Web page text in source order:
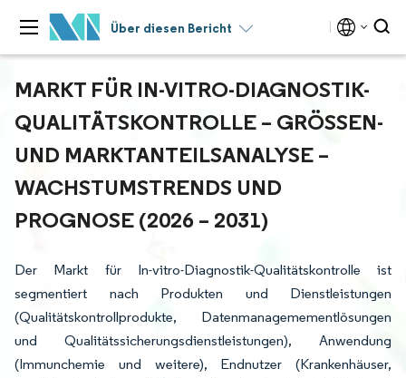
Über diesen Bericht
MARKT FÜR IN-VITRO-DIAGNOSTIK-
QUALITÄTSKONTROLLE – GRÖSSEN- U
ND MARKTANTEILSANALYSE – W
ACHSTUMSTRENDS UND P
ROGNOSE (2026 – 2031)
Der Markt für In-vitro-Diagnostik-Qualitätskontrolle ist
segmentiert nach Produkten und Dienstleistungen
(Qualitätskontrollprodukte, Datenmanagemementlösungen
und Qualitätssicherungsdienstleistungen), Anwendung
(Immunchemie und weitere), Endnutzer (Krankenhäuser,